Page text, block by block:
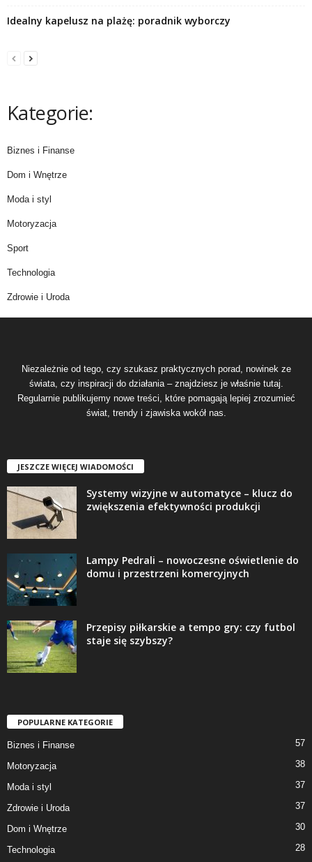
Idealny kapelusz na plażę: poradnik wyborczy
Kategorie:
Biznes i Finanse
Dom i Wnętrze
Moda i styl
Motoryzacja
Sport
Technologia
Zdrowie i Uroda
Niezależnie od tego, czy szukasz praktycznych porad, nowinek ze
świata, czy inspiracji do działania – znajdziesz je właśnie tutaj.
Regularnie publikujemy nowe treści, które pomagają lepiej zrozumieć
świat, trendy i zjawiska wokół nas.
JESZCZE WIĘCEJ WIADOMOŚCI
Systemy wizyjne w automatyce – klucz do
zwiększenia efektywności produkcji
Lampy Pedrali – nowoczesne oświetlenie do
domu i przestrzeni komercyjnych
Przepisy piłkarskie a tempo gry: czy futbol
staje się szybszy?
POPULARNE KATEGORIE
Biznes i Finanse 57
Motoryzacja 38
Moda i styl 37
Zdrowie i Uroda 37
Dom i Wnętrze 30
Technologia 28